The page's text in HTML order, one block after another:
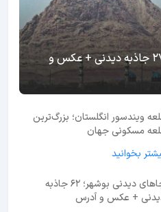
جاهای دیدنی قم؛ معرفی 27 جاذبه دیدنی + عکس و
ویندسور انگلستان؛ بزرگ‌ترین
مسکونی جهان
بخوانید
جاهای دیدنی بوشهر؛ 62 جاذبه
+ عکس و آدرس